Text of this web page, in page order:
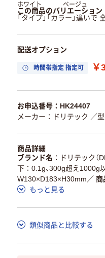
ホワイト ベージュ
この商品のバリエーション
「タイプ」「カラー」違いで
配送オプション
時間帯指定 指定可 ￥
お申込番号：HK24407
メーカー：ドリテック ／
商品詳細
ブランド名
ドリテック（
下：0.1g、300g超え1000g
W130×D183×H30mm ／ 商
もっと見る
類似商品と比較する